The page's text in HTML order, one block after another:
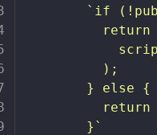
` if
return
        );
      } else {
return
      }
`